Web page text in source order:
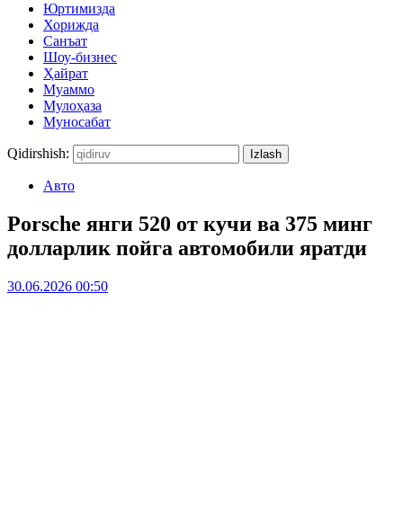
Юртимизда
Хорижда
Санъат
Шоу-бизнес
Ҳайрат
Муаммо
Мулоҳаза
Муносабат
Qidirshish:
Авто
Porsche янги 520 от кучи ва 375 минг
долларлик пойга автомобили яратди
30.06.2026 00:50